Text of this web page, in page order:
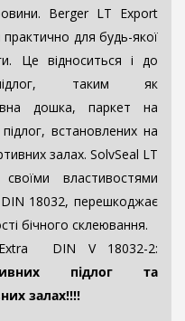
Berger LT Export
для будь-якої
Це відноситься і до
таким як
дошка, паркет на
встановлених на
залах. SolvSeal LT
властивостями
DIN 18032, перешкоджає
бічного склеювання.
DIN V 18032-2:
підлог та
залах!!!!